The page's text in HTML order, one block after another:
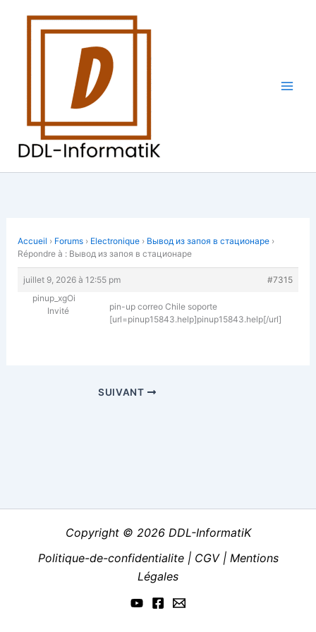
Accueil › Forums › Electronique › Вывод из запоя в стационаре ›
Répondre à : Вывод из запоя в стационаре
juillet 9, 2026 à 12:55 pm
#7315
pinup_xgOi
Invité
pin-up correo Chile soporte
[url=pinup15843.help]pinup15843.help[/url]
SUIVANT
Copyright © 2026 DDL-InformatiK
Politique-de-confidentialite | CGV | Mentions
Légales